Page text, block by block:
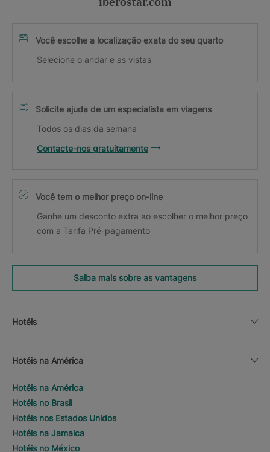
iberostar.com
Você escolhe a localização exata do seu quarto
Selecione o andar e as vistas
Solicite ajuda de um especialista em viagens
Todos os dias da semana
Contacte-nos gratuitamente
Você tem o melhor preço on-line
Ganhe um desconto extra ao escolher o melhor preço
com a Tarifa Pré-pagamento
Saiba mais sobre as vantagens
Hotéis
Hotéis na América
Hotéis na América
Hotéis no Brasil
Hotéis nos Estados Unidos
Hotéis na Jamaica
Hotéis no México